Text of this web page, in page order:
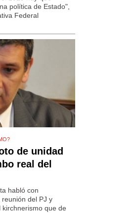
política de Estado",
Federal
de unidad
real del
habló con
reunión del PJ y
que de